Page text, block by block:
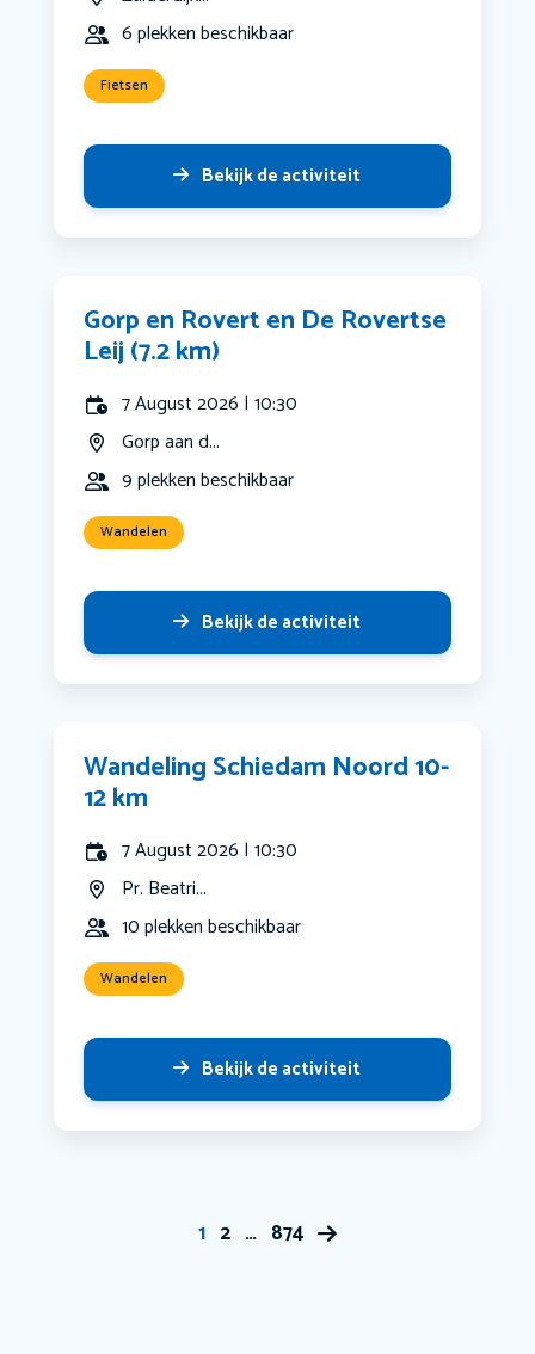
6 plekken beschikbaar
Fietsen
Bekijk de activiteit
Gorp en Rovert en De Rovertse
Leij (7.2 km)
7 August 2026 | 10:30
Gorp aan d...
9 plekken beschikbaar
Wandelen
Bekijk de activiteit
Wandeling Schiedam Noord 10-
12 km
7 August 2026 | 10:30
Pr. Beatri...
10 plekken beschikbaar
Wandelen
Bekijk de activiteit
1 2 … 874